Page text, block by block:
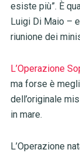
esiste più”. È
Luigi Di Maio –
riunione dei
L’Operazione
ma forse è
dell’originale
in mare.
L’Operazione